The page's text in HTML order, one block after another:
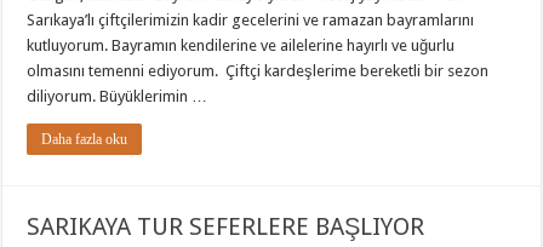
Sarıkaya’lı çiftçilerimizin kadir gecelerini ve ramazan bayramlarını
kutluyorum. Bayramın kendilerine ve ailelerine hayırlı ve uğurlu
olmasını temenni ediyorum. Çiftçi kardeşlerime bereketli bir sezon
diliyorum. Büyüklerimin …
Daha fazla oku
SARIKAYA TUR SEFERLERE BAŞLIYOR